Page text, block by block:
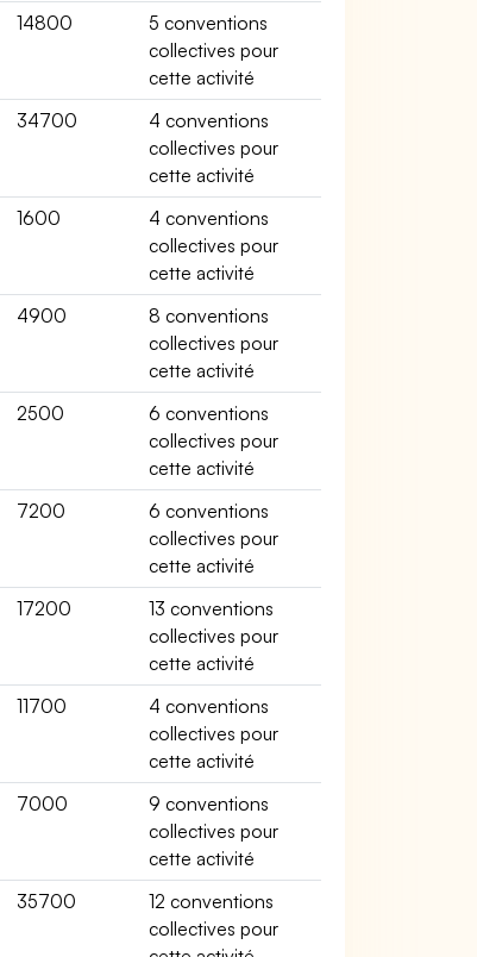
14800
5 conventions
collectives pour
cette activité
34700
4 conventions
collectives pour
cette activité
1600
4 conventions
collectives pour
cette activité
4900
8 conventions
collectives pour
cette activité
2500
6 conventions
collectives pour
cette activité
7200
6 conventions
collectives pour
cette activité
17200
13 conventions
collectives pour
cette activité
11700
4 conventions
collectives pour
cette activité
7000
9 conventions
collectives pour
cette activité
35700
12 conventions
collectives pour